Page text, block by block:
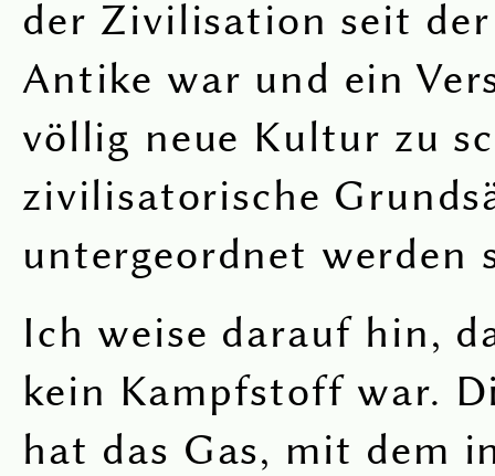
der Zivilisation seit
Antike war und ein
völlig neue Kultur zu
zivilisatorische
untergeordnet werden
Ich weise darauf hin,
kein Kampfstoff war.
hat das Gas, mit dem